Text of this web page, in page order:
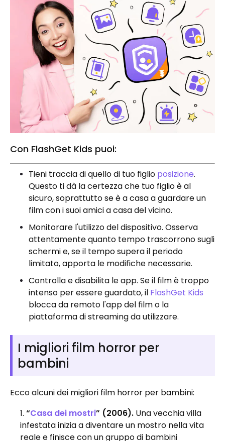
Con FlashGet Kids puoi:
Tieni traccia di quello di tuo figlio posizione.
Questo ti dà la certezza che tuo figlio è al
sicuro, soprattutto se è a casa a guardare un
film con i suoi amici a casa del vicino.
Monitorare l'utilizzo del dispositivo. Osserva
attentamente quanto tempo trascorrono sugli
schermi e, se il tempo supera il periodo
limitato, apporta le modifiche necessarie.
Controlla e disabilita le app. Se il film è troppo
intenso per essere guardato, il FlashGet Kids
blocca da remoto l'app del film o la
piattaforma di streaming da utilizzare.
I migliori film horror per
bambini
Ecco alcuni dei migliori film horror per bambini:
“Casa dei mostri” (2006). Una vecchia villa
infestata inizia a diventare un mostro nella vita
reale e finisce con un gruppo di bambini